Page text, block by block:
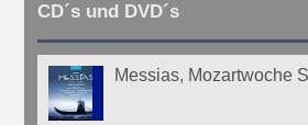
CD´s und DVD´s
Messias, Mozartwoche